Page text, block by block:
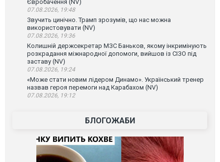
Євробачення (NV)
07.08.2026, 19:48
Звучить цинічно. Трамп зрозумів, що нас можна
використовувати (NV)
07.08.2026, 19:36
Колишній держсекретар МЗС Баньков, якому інкримінують
розкрадання міжнародної допомоги, вийшов із СІЗО під
заставу (NV)
07.08.2026, 19:24
«Може стати новим лідером Динамо». Український тренер
назвав героя перемоги над Карабахом (NV)
07.08.2026, 19:12
БЛОГОЖАБИ